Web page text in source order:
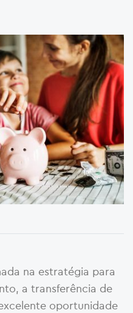
na estratégia para
a transferência de
oportunidade